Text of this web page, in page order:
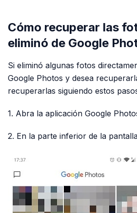
Cómo recuperar las
eliminó de Google
Si eliminó algunas fotos
Google Photos y desea
recuperarlas siguiendo estos
1. Abra la aplicación Google
2. En la parte inferior de la